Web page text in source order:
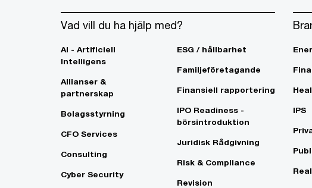
Vad vill du ha hjälp med?
AI - Artificiell
Intelligens
Allianser &
partnerskap
Bolagsstyrning
CFO Services
Consulting
Cyber Security
ESG / hållbarhet
Familjeföretagande
Finansiell rapportering
IPO Readiness -
börsintroduktion
Juridisk Rådgivning
Risk & Compliance
Revision
IPS